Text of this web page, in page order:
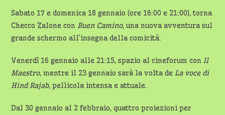
Sabato 17 e domenica 18 gennaio (ore 16:00 e 21:00), torna
Checco Zalone con Buen Camino, una nuova avventura sul
grande schermo all’insegna della comicità.
Venerdì 16 gennaio alle 21:15, spazio al cineforum conIl
Maestro, mentre il 23 gennaio sarà la volta deLa voce di
Hind Rajab, pellicola intensa e attuale.
Dal 30 gennaio al 2 febbraio, quattro proiezioni per